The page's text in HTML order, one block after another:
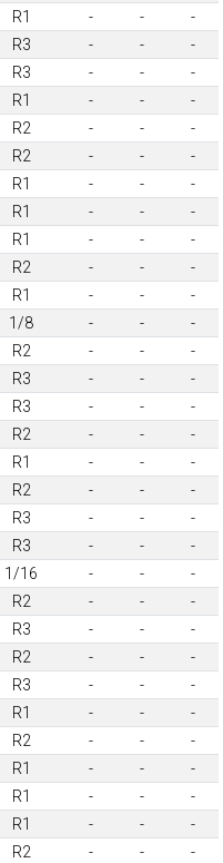
R1 - -
-
R3 - -
-
R3 - -
-
R1 - -
-
R2 - -
-
R2 - -
-
R1 - -
-
R1 - -
-
R1 - -
-
R2 - -
-
R1 - -
-
1/8 - -
-
R2 - -
-
R3 - -
-
R3 - -
-
R2 - -
-
R1 - -
-
R2 - -
-
R3 - -
-
R3 - -
-
1/16 - -
-
R2 - -
-
R3 - -
-
R2 - -
-
R3 - -
-
R1 - -
-
R2 - -
-
R1 - -
-
R1 - -
-
R1 - -
-
R2 - -
-